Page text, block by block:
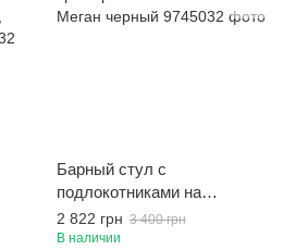
Барный стул с
подлокотниками на
хромированной основе.
Меган черный
2 822 грн 3 400 грн
В наличии